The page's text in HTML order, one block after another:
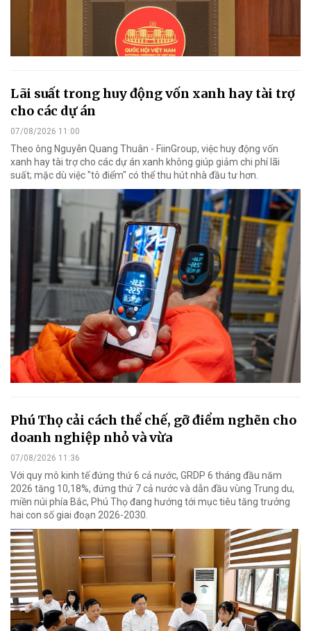
Lãi suất trong huy động vốn xanh hay tài trợ
cho các dự án
07/08/2026 11:00
Theo ông Nguyễn Quang Thuân - FiinGroup, việc huy động vốn
xanh hay tài trợ cho các dự án xanh không giúp giảm chi phí lãi
suất; mặc dù việc "tô điểm" có thể thu hút nhà đầu tư hơn.
Phú Thọ cải cách thể chế, gỡ điểm nghẽn cho
doanh nghiệp nhỏ và vừa
07/08/2026 11:36
Với quy mô kinh tế đứng thứ 6 cả nước, GRDP 6 tháng đầu năm
2026 tăng 10,18%, đứng thứ 7 cả nước và dẫn đầu vùng Trung du,
miền núi phía Bắc, Phú Thọ đang hướng tới mục tiêu tăng trưởng
hai con số giai đoạn 2026-2030.